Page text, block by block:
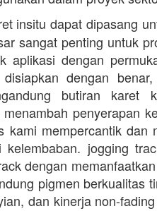
insitu dapat dipasang
sangat penting untuk
aplikasi dengan
dengan benar,
butiran karet
penyerapan
kami mempercantik dan
jogging
dengan
pigmen berkualitas
dan kinerja non-